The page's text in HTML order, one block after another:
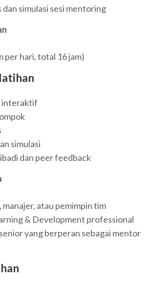
dan simulasi sesi mentoring
per hari, total 16 jam)
interaktif
simulasi
dan peer feedback
manajer, atau pemimpin tim
& Development professional
yang berperan sebagai mentor